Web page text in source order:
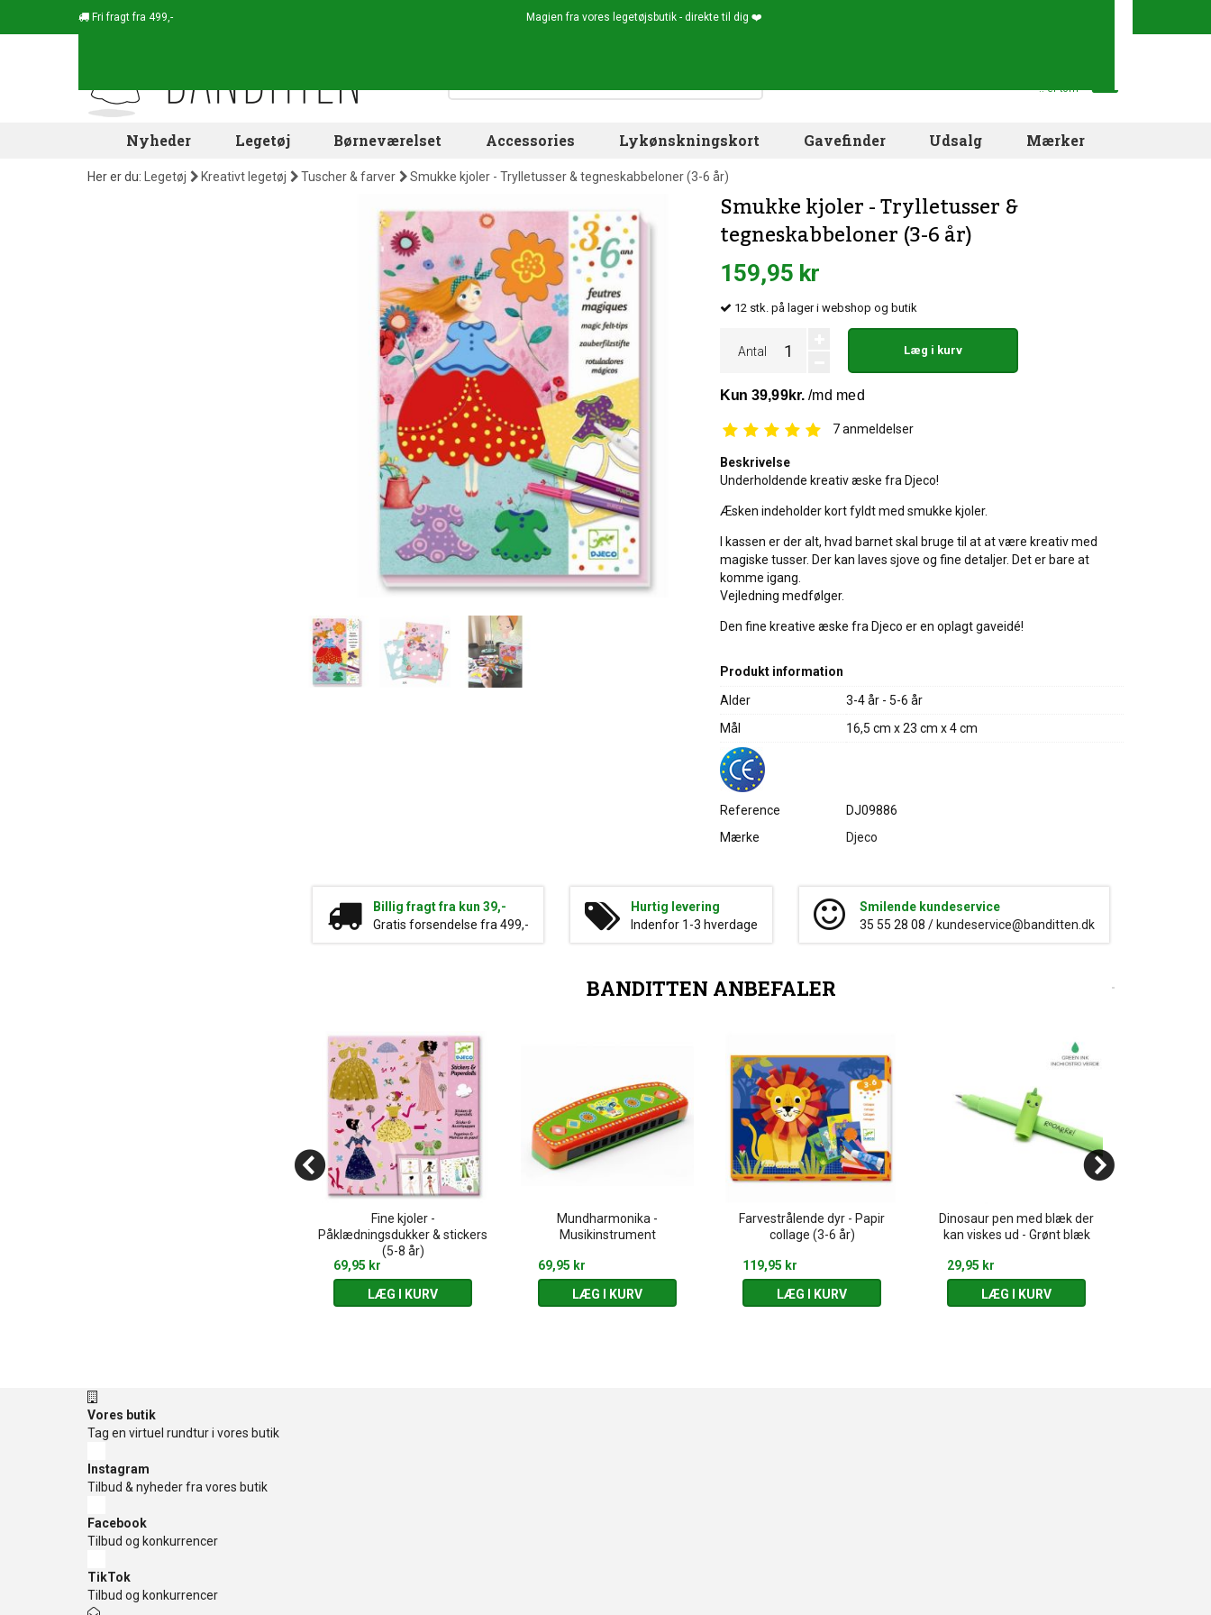
Fri fragt fra 499,- Magien fra vores legetøjsbutik - direkte til dig ❤️
.. er tom
Nyheder Legetøj Børneværelset Accessories Lykønskningskort Gavefinder Udsalg Mærker
Her er du: Legetøj Kreativt legetøj Tuscher & farver Smukke kjoler - Trylletusser & tegneskabbeloner (3-6 år)
Smukke kjoler - Trylletusser &
tegneskabbeloner (3-6 år)
159,95 kr
12 stk. på lager i webshop og butik
Antal Læg i kurv
7anmeldelser
Beskrivelse
Underholdende kreativ æske fra Djeco!
Æsken indeholder kort fyldt med smukke kjoler.
I kassen er der alt, hvad barnet skal bruge til at at være kreativ med
magiske tusser. Der kan laves sjove og fine detaljer. Det er bare at
komme igang.
Vejledning medfølger.
Den fine kreative æske fra Djeco er en oplagt gaveidé!
Produkt information
Alder
3-4 år - 5-6 år
Mål
16,5 cm x 23 cm x 4 cm
Reference
DJ09886
Mærke
Djeco
Billig fragt fra kun 39,-
Gratis forsendelse fra 499,-
Hurtig levering
Indenfor 1-3 hverdage
Smilende kundeservice
35 55 28 08 / kundeservice@banditten.dk
BANDITTEN ANBEFALER
Fine kjoler -
Påklædningsdukker & stickers
(5-8 år)
69,95 kr
LÆG I KURV
Mundharmonika -
Musikinstrument
69,95 kr
LÆG I KURV
Farvestrålende dyr - Papir
collage (3-6 år)
119,95 kr
LÆG I KURV
Dinosaur pen med blæk der
kan viskes ud - Grønt blæk
29,95 kr
LÆG I KURV
Vores butik
Tag en virtuel rundtur i vores butik
Instagram
Tilbud & nyheder fra vores butik
Facebook
Tilbud og konkurrencer
TikTok
Tilbud og konkurrencer